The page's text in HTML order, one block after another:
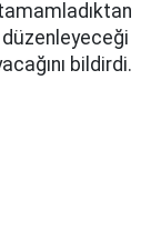
düzenleyeceği
bildirdi.